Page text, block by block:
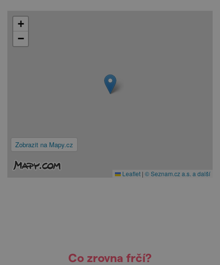
Zobrazit na Mapy.cz
+
−
Leaflet | © Seznam.cz a.s. a další
Co zrovna frčí?